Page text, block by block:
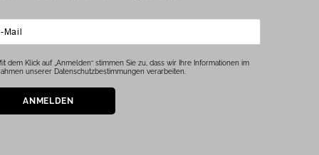
dem Klick auf „Anmelden“ stimmen Sie zu, dass wir Ihre Informationen im
unserer Datenschutzbestimmungen verarbeiten.
ANMELDEN